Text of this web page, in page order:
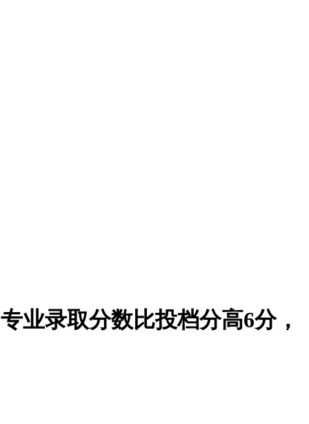
业录取分数比投档分高6分，